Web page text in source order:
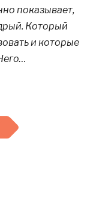
показывает,
Который
и которые